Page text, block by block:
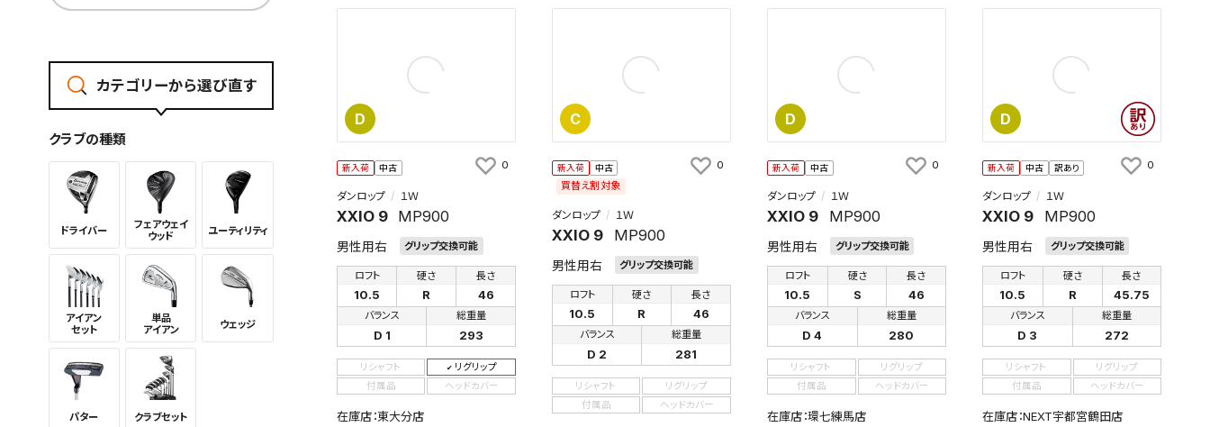
D
新入荷 中古
ダンロップ １Ｗ
XXIO 9 MP900
男性用右 グリップ交換可能
ロフト
10.5
硬さ
R
長さ
46
バランス
D 1
総重量
293
リシャフト
リグリップ
付属品
ヘッドカバー
在庫店：東大分店
0
C
新入荷 中古
買替え割対象
ダンロップ １Ｗ
XXIO 9 MP900
男性用右 グリップ交換可能
ロフト
10.5
硬さ
R
長さ
46
バランス
D 2
総重量
281
リシャフト
リグリップ
付属品
ヘッドカバー
0
D
新入荷 中古
ダンロップ １Ｗ
XXIO 9 MP900
男性用右 グリップ交換可能
ロフト
10.5
硬さ
S
長さ
46
バランス
D 4
総重量
280
リシャフト
リグリップ
付属品
ヘッドカバー
在庫店：環七練馬店
0
D
新入荷 中古 訳あり
ダンロップ １Ｗ
XXIO 9 MP900
男性用右 グリップ交換可能
ロフト
10.5
硬さ
R
長さ
45.75
バランス
D 3
総重量
272
リシャフト
リグリップ
付属品
ヘッドカバー
在庫店：NEXT宇都宮鶴田店
0
カテゴリーから選び直す
クラブの種類
ドライバー
フェアウェイ
ウッド
ユーティリティ
アイアン
セット
単品
アイアン
ウェッジ
パター クラブセット